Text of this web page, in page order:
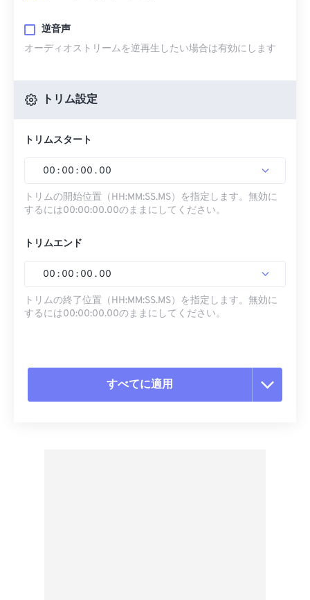
逆音声
オーディオストリームを逆再生したい場合は有効にします
トリム設定
トリムスタート
00 : 00 : 00 . 00
トリムの開始位置（HH:MM:SS.MS）を指定します。無効に
するには00:00:00.00のままにしてください。
トリムエンド
00 : 00 : 00 . 00
トリムの終了位置（HH:MM:SS.MS）を指定します。無効に
するには00:00:00.00のままにしてください。
すべてに適用